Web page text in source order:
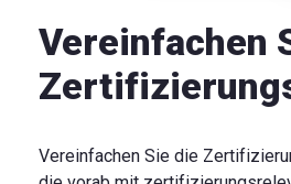
Vereinfachen
Vereinfachen Sie die